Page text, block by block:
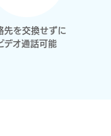
先を交換せずに
デオ通話可能